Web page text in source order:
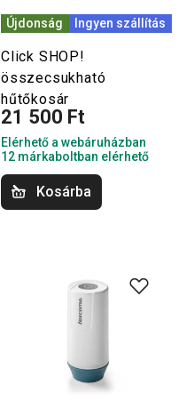
Újdonság Ingyen szállítás
Click SHOP!
összecsukható
hűtőkosár
21 500 Ft
Elérhető a webáruházban
12 márkaboltban elérhető
Kosárba